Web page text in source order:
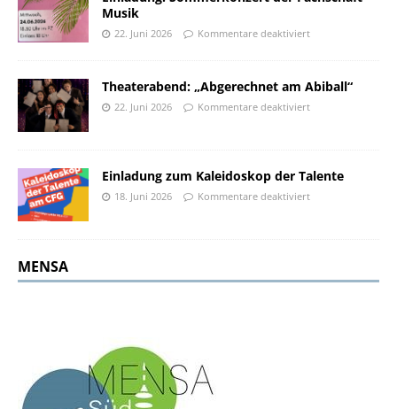
Musik
22. Juni 2026 Kommentare deaktiviert
Theaterabend: „Abgerechnet am Abiball“
22. Juni 2026 Kommentare deaktiviert
Einladung zum Kaleidoskop der Talente
18. Juni 2026 Kommentare deaktiviert
MENSA